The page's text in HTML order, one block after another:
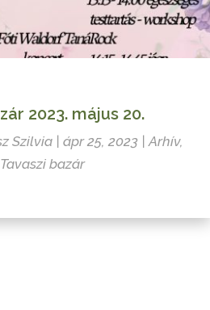
2023. május 20.
Szilvia| ápr 25, 2023| Arhív,
Tavaszi bazár